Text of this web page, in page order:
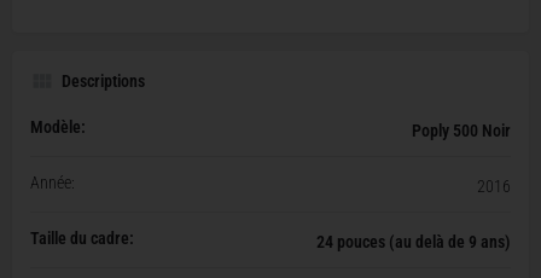
Descriptions
Modèle: Poply 500 Noir
Année: 2016
Taille du cadre: 24 pouces (au delà de 9 ans)